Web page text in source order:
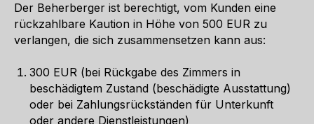
Der Beherberger ist berechtigt, vom Kunden eine
rückzahlbare Kaution in Höhe von 500 EUR zu
verlangen, die sich zusammensetzen kann aus:
300 EUR (bei Rückgabe des Zimmers in
beschädigtem Zustand (beschädigte Ausstattung)
oder bei Zahlungsrückständen für Unterkunft
oder andere Dienstleistungen)